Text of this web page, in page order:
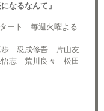
なるなんて」
タート 毎週火曜よる
歩 忍成修吾 片山友
志 荒川良々 松田